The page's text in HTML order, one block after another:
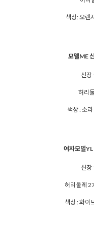
색상: 오렌
모델ME
신
허리
색상 : 소
여자모델
신
허리둘레
색상 : 화이